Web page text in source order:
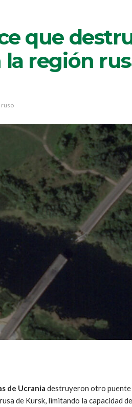
que
región
ruso
de Ucrania destruyeron otro
de Kursk, limitando la capacidad